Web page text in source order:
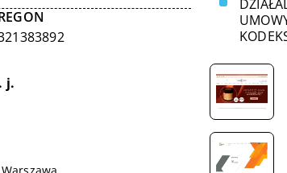
j.